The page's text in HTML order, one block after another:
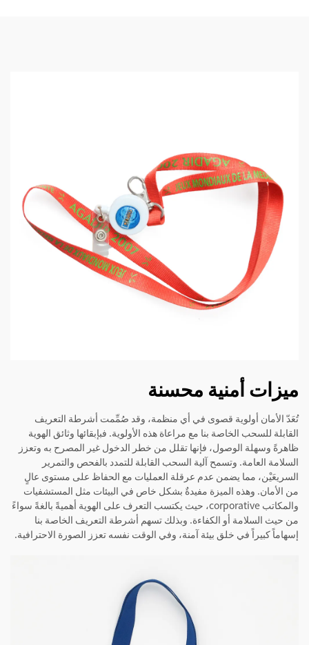
ميزات أمنية محسنة
تُعَدّ الأمان أولوية قصوى في أي منظمة، وقد صُمِّمت أشرطة التعريف
القابلة للسحب الخاصة بنا مع مراعاة هذه الأولوية. فبإبقائها وثائق الهوية
ظاهرةً وسهلة الوصول، فإنها تقلل من خطر الدخول غير المصرح به وتعزز
السلامة العامة. وتسمح آلية السحب القابلة للتمدد بالفحص والتمرير
السريعَيْن، مما يضمن عدم عرقلة العمليات مع الحفاظ على مستوى عالٍ
من الأمان. وهذه الميزة مفيدةٌ بشكل خاص في البيئات مثل المستشفيات
والمكاتب corporative، حيث يكتسب التعرف على الهوية أهميةً بالغةً سواءً
من حيث السلامة أو الكفاءة. وبذلك تسهم أشرطة التعريف الخاصة بنا
إسهاماً كبيراً في خلق بيئة آمنة، وفي الوقت نفسه تعزز الصورة الاحترافية.